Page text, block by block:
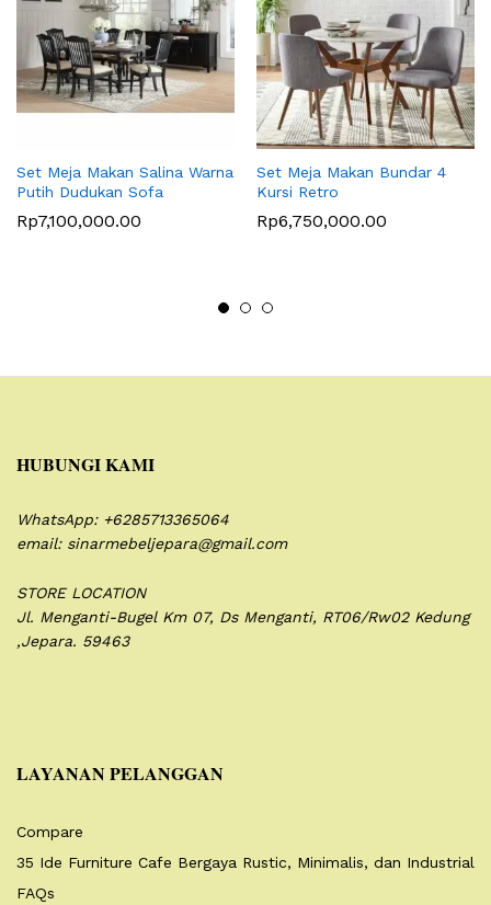
Set Meja Makan Salina Warna
Putih Dudukan Sofa
Rp7,100,000.00
Set Meja Makan Bundar 4
Kursi Retro
Rp6,750,000.00
HUBUNGI KAMI
WhatsApp: +6285713365064
email: sinarmebeljepara@gmail.com
STORE LOCATION
Jl. Menganti-Bugel Km 07, Ds Menganti, RT06/Rw02 Kedung
,Jepara. 59463
LAYANAN PELANGGAN
Compare
35 Ide Furniture Cafe Bergaya Rustic, Minimalis, dan Industrial
FAQs